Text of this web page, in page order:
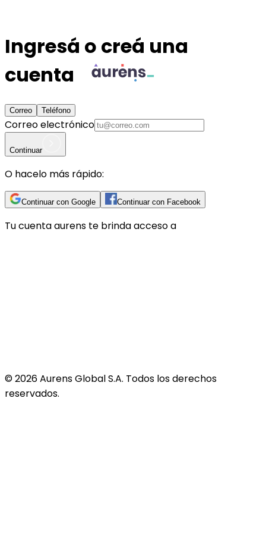
Ingresá o creá una
cuenta
Correo Teléfono
Correo electrónico
Continuar
O hacelo más rápido:
Continuar con Google Continuar con Facebook
Tu cuentaaurens te brinda acceso a
©2026Aurens Global S.A. Todos los derechos
reservados.